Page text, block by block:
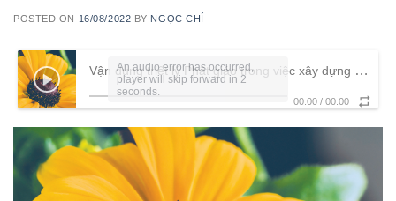
POSTED ON 16/08/2022 BY NGỌC CHÍ
Vận dụng triết lý Phật giáo trong việc xây dựng gia đình Việt Nam hiện đại (ThS. Nguyễn Như Bình)
00:00 / 00:00
An audio error has occurred,
player will skip forward in 2
seconds.